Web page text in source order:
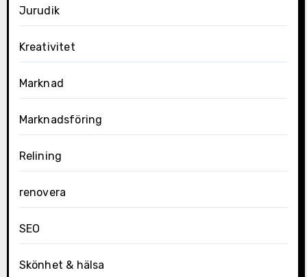
Jurudik
Kreativitet
Marknad
Marknadsföring
Relining
renovera
SEO
Skönhet & hälsa